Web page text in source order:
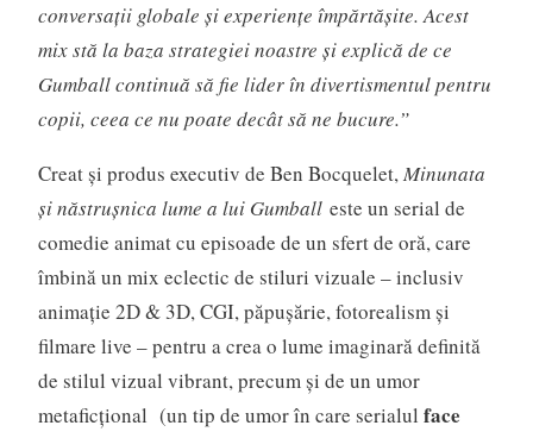
conversații globale și experiențe împărtășite. Acest
mix stă la baza strategiei noastre și explică de ce
Gumball continuă să fie lider în divertismentul pentru
copii, ceea ce nu poate decât să ne bucure.”
Creat și produs executiv de Ben Bocquelet,Minunata
și năstrușnica lume a lui Gumballeste un serial de
comedie animat cu episoade de un sfert de oră, care
îmbină un mix eclectic de stiluri vizuale – inclusiv
animație 2D & 3D, CGI, păpușărie, fotorealism și
filmare live – pentru a crea o lume imaginară definită
de stilul vizual vibrant, precum și de un umor
metaficțional (un tip de umor în care serialul face